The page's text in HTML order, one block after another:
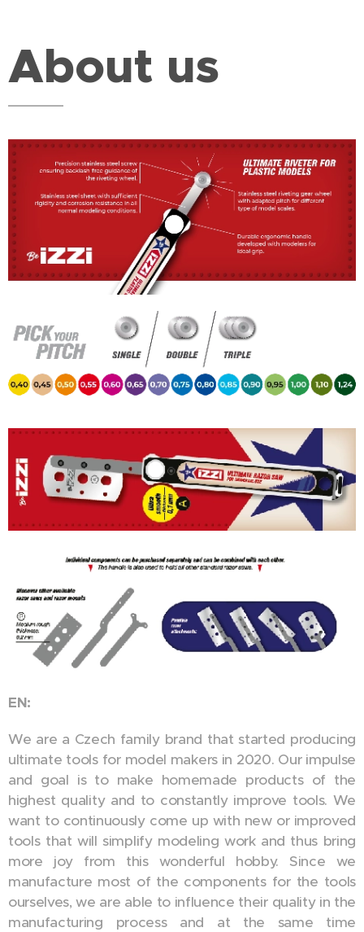
About us
EN:
We are a Czech family brand that started producing
ultimate tools for model makers in 2020. Our impulse
and goal is to make homemade products of the
highest quality and to constantly improve tools. We
want to continuously come up with new or improved
tools that will simplify modeling work and thus bring
more joy from this wonderful hobby. Since we
manufacture most of the components for the tools
ourselves, we are able to influence their quality in the
manufacturing process and at the same time